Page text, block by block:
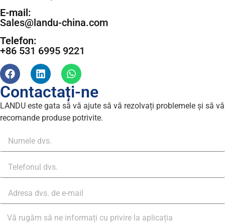
E-mail:
Sales@landu-china.com
Telefon:
+86 531 6995 9221
Contactați-ne
LANDU este gata să vă ajute să vă rezolvați problemele și să vă
recomande produse potrivite.